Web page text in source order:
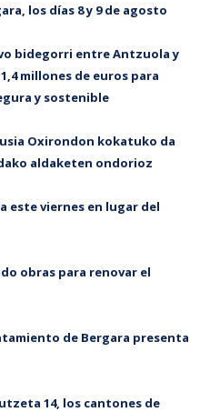
los días 8 y 9 de agosto
bidegorri entre Antzuola y
millones de euros para
y sostenible
Oxirondon kokatuko da
aldaketen ondorioz
este viernes en lugar del
obras para renovar el
de Bergara presenta
14, los cantones de